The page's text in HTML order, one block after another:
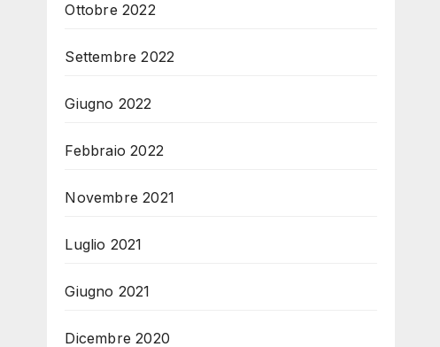
Ottobre 2022
Settembre 2022
Giugno 2022
Febbraio 2022
Novembre 2021
Luglio 2021
Giugno 2021
Dicembre 2020